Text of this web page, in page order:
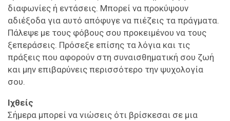
διαφωνίες ή εντάσεις. Μπορεί να προκύψουν
αδιέξοδα για αυτό απόφυγε να πιέζεις τα πράγματα.
Πάλεψε με τους φόβους σου προκειμένου να τους
ξεπεράσεις. Πρόσεξε επίσης τα λόγια και τις
πράξεις που αφορούν στη συναισθηματική σου ζωή
και μην επιβαρύνεις περισσότερο την ψυχολογία
σου.
Ιχθείς
Σήμερα μπορεί να νιώσεις ότι βρίσκεσαι σε μια